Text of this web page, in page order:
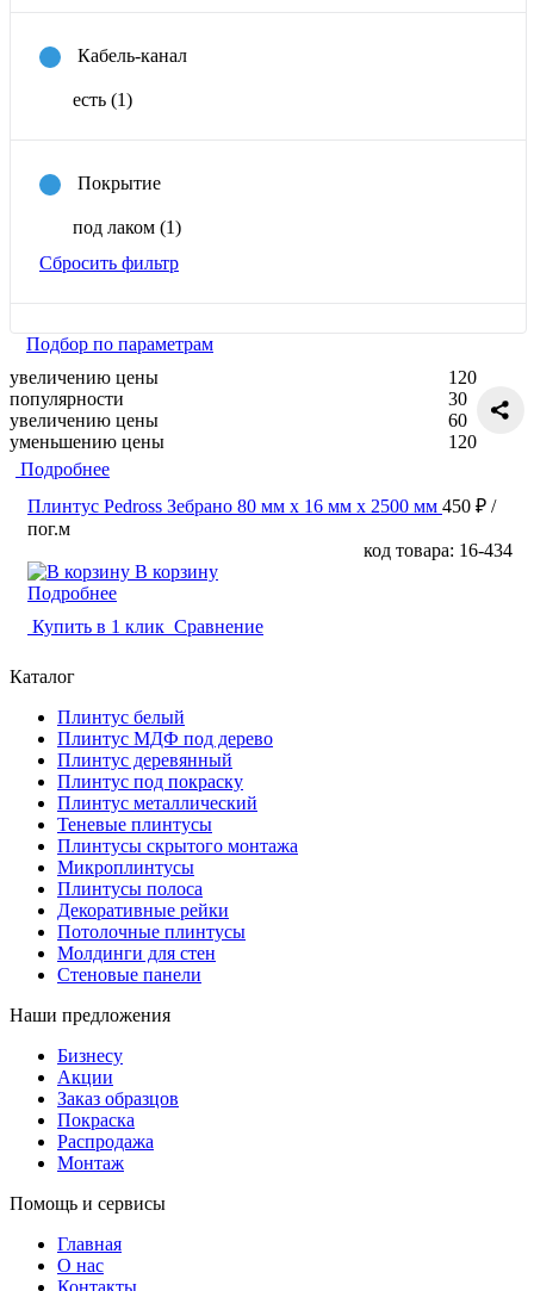
Кабель-канал
есть (1)
Покрытие
под лаком (1)
Сбросить фильтр
Подбор по параметрам
увеличению цены
популярности
увеличению цены
уменьшению цены
120
30
60
120
Подробнее
Плинтус Pedross Зебрано 80 мм х 16 мм х 2500 мм 450 ₽ /
пог.м
код товара: 16-434
В корзину
Подробнее
Купить в 1 клик Сравнение
Каталог
Плинтус белый
Плинтус МДФ под дерево
Плинтус деревянный
Плинтус под покраску
Плинтус металлический
Теневые плинтусы
Плинтусы скрытого монтажа
Микроплинтусы
Плинтусы полоса
Декоративные рейки
Потолочные плинтусы
Молдинги для стен
Стеновые панели
Наши предложения
Бизнесу
Акции
Заказ образцов
Покраска
Распродажа
Монтаж
Помощь и сервисы
Главная
О нас